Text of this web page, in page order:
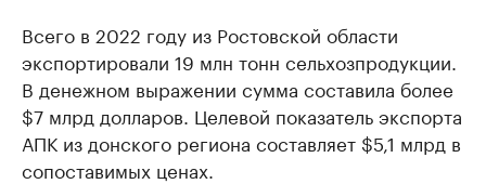
Всего в 2022 году из Ростовской области
экспортировали 19 млн тонн сельхозпродукции.
В денежном выражении сумма составила более
$7 млрд долларов. Целевой показатель экспорта
АПК из донского региона составляет $5,1 млрд в
сопоставимых ценах.